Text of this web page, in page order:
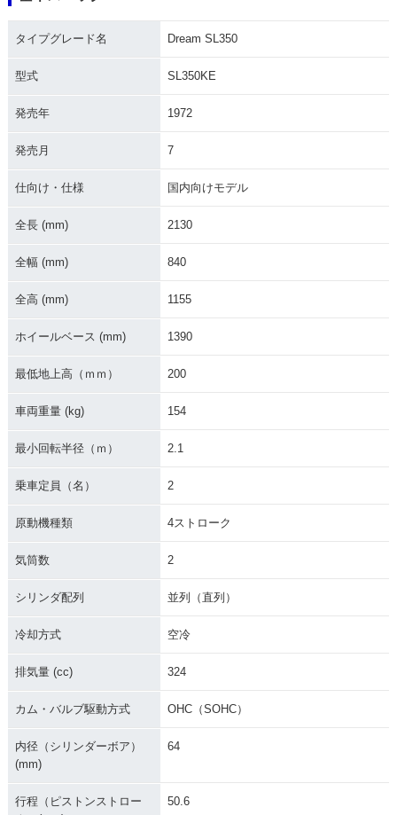
タイプグレード名 Dream SL350
型式 SL350KE
発売年 1972
発売月 7
仕向け・仕様 国内向けモデル
全長 (mm) 2130
全幅 (mm) 840
全高 (mm) 1155
ホイールベース (mm) 1390
最低地上高（ｍｍ） 200
車両重量 (kg) 154
最小回転半径（ｍ） 2.1
乗車定員（名） 2
原動機種類 4ストローク
気筒数 2
シリンダ配列 並列（直列）
冷却方式 空冷
排気量 (cc) 324
カム・バルブ駆動方式 OHC（SOHC）
内径（シリンダーボア）
(mm)
64
行程（ピストンストロー
50.6